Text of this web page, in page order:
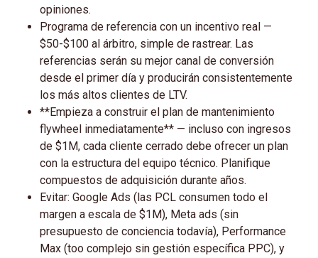
opiniones.
Programa de referencia con un incentivo real —
$50-$100 al árbitro, simple de rastrear. Las
referencias serán su mejor canal de conversión
desde el primer día y producirán consistentemente
los más altos clientes de LTV.
**Empieza a construir el plan de mantenimiento
flywheel inmediatamente** — incluso con ingresos
de $1M, cada cliente cerrado debe ofrecer un plan
con la estructura del equipo técnico. Planifique
compuestos de adquisición durante años.
Evitar: Google Ads (las PCL consumen todo el
margen a escala de $1M), Meta ads (sin
presupuesto de conciencia todavía), Performance
Max (too complejo sin gestión específica PPC), y